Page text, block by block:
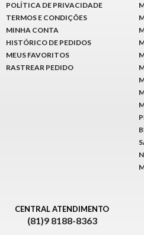
POLÍTICA DE PRIVACIDADE
TERMOS E CONDIÇÕES
MINHA CONTA
HISTÓRICO DE PEDIDOS
MEUS FAVORITOS
RASTREAR PEDIDO
CENTRAL ATENDIMENTO
(81)9 8188-8363